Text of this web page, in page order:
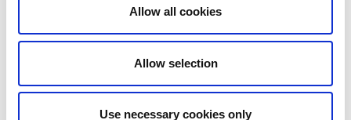
Allow all cookies
Allow selection
Use necessary cookies only
Havsbadet restaurang & nattklubb
Läs mer